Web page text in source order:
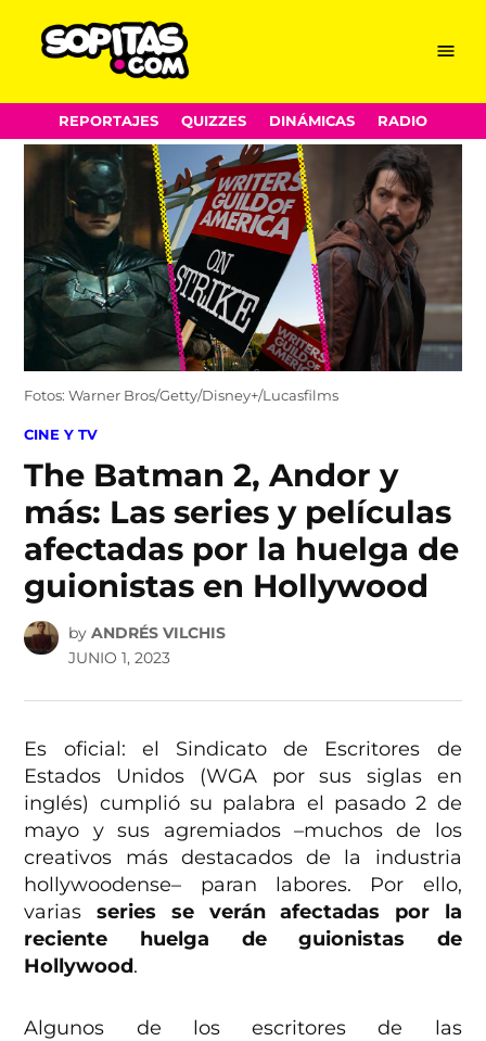
Skip
to
content
Menu
REPORTAJES QUIZZES DINÁMICAS RADIO
Fotos: Warner Bros/Getty/Disney+/Lucasfilms
POSTED
CINE Y TV
The Batman 2, Andor y
más: Las series y películas
afectadas por la huelga de
guionistas en Hollywood
by ANDRÉS VILCHIS
JUNIO 1, 2023
Es oficial: el Sindicato de Escritores de
Estados Unidos (WGA por sus siglas en
inglés) cumplió su palabra el pasado 2 de
mayo y sus agremiados –muchos de los
creativos más destacados de la industria
hollywoodense– paran labores. Por ello,
varias series se verán afectadas por la
reciente huelga de guionistas de
Hollywood.
Algunos de los escritores de las